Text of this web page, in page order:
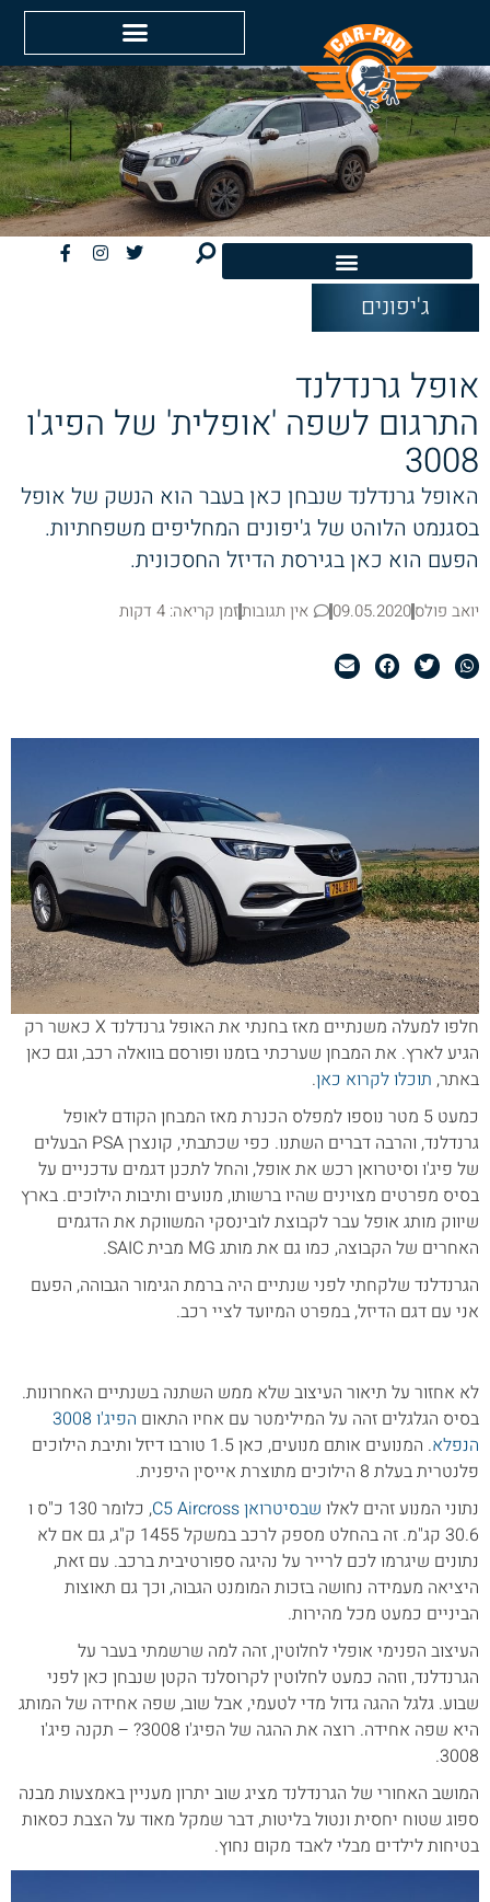
ג'יפונים
אופל גרנדלנד
התרגום לשפה 'אופלית' של הפיג'ו
3008
האופל גרנדלנד שנבחן כאן בעבר הוא הנשק של אופל
בסגנמט הלוהט של ג'יפונים המחליפים משפחתיות.
הפעם הוא כאן בגירסת הדיזל החסכונית.
יואב פולס09.05.2020 אין תגובותזמן קריאה: 4 דקות
חלפו למעלה משנתיים מאז בחנתי את האופל גרנדלנד X כאשר רק
הגיע לארץ. את המבחן שערכתי בזמנו ופורסם בוואלה רכב, וגם כאן
באתר, תוכלו לקרוא כאן.
כמעט 5 מטר נוספו למפלס הכנרת מאז המבחן הקודם לאופל
גרנדלנד, והרבה דברים השתנו. כפי שכתבתי, קונצרן PSA הבעלים
של פיג'ו וסיטרואן רכש את אופל, והחל לתכנן דגמים עדכניים על
בסיס מפרטים מצוינים שהיו ברשותו, מנועים ותיבות הילוכים. בארץ
שיווק מותג אופל עבר לקבוצת לובינסקי המשווקת את הדגמים
האחרים של הקבוצה, כמו גם את מותג MG מבית SAIC.
הגרנדלנד שלקחתי לפני שנתיים היה ברמת הגימור הגבוהה, הפעם
אני עם דגם הדיזל, במפרט המיועד לציי רכב.
לא אחזור על תיאור העיצוב שלא ממש השתנה בשנתיים האחרונות.
בסיס הגלגלים זהה על המילימטר עם אחיו התאום
הפיג'ו 3008
הנפלא
. המנועים אותם מנועים, כאן 1.5 טורבו דיזל ותיבת הילוכים
פלנטרית בעלת 8 הילוכים מתוצרת אייסין היפנית.
נתוני המנוע זהים לאלו שבסיטרואן C5 Aircross
, כלומר 130 כ"ס ו
30.6 קג"מ. זה בהחלט מספק לרכב במשקל 1455 ק"ג, גם אם לא
נתונים שיגרמו לכם לרייר על נהיגה ספורטיבית ברכב. עם זאת,
היציאה מעמידה נחושה בזכות המומנט הגבוה, וכך גם תאוצות
הביניים כמעט מכל מהירות.
העיצוב הפנימי אופלי לחלוטין, זהה למה שרשמתי בעבר על
הגרנדלנד, וזהה כמעט לחלוטין לקרוסלנד הקטן שנבחן כאן לפני
שבוע. גלגל ההגה גדול מדי לטעמי, אבל שוב, שפה אחידה של המותג
היא שפה אחידה. רוצה את ההגה של הפיג'ו 3008? – תקנה פיג'ו
3008.
המושב האחורי של הגרנדלנד מציג שוב יתרון מעניין באמצעות מבנה
ספוג שטוח יחסית ונטול בליטות, דבר שמקל מאוד על הצבת כסאות
בטיחות לילדים מבלי לאבד מקום נחוץ.